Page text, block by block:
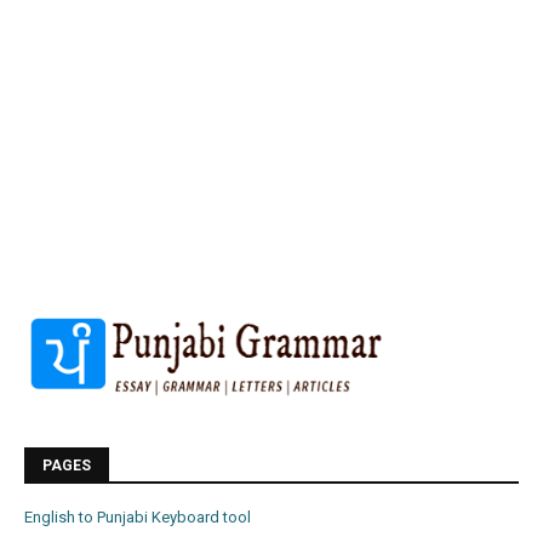
PAGES
English to Punjabi Keyboard tool